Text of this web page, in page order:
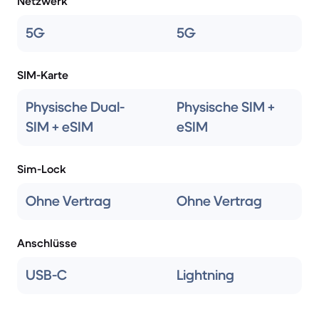
5G 5G
SIM-Karte
Physische Dual-
SIM + eSIM
Physische SIM +
eSIM
Sim-Lock
Ohne Vertrag Ohne Vertrag
Anschlüsse
USB-C Lightning